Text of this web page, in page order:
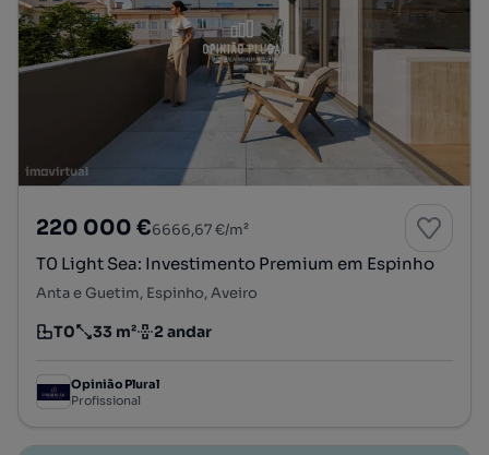
220 000 €6666,67 €/m²
T0 Light Sea: Investimento Premium em Espinho
Anta e Guetim, Espinho, Aveiro
Tipologia
T0
Preço por metro quadrado
33 m²
Andar 2 andar
Opinião Plural
Profissional